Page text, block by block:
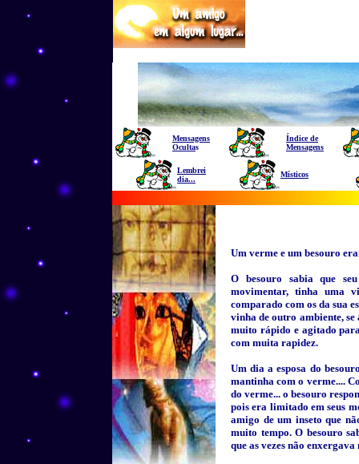
Mensagens
Ocultas
Índice de
Mensagens
Lembrei
dia...
Místicos
Um verme e um besouro
O besouro sabia que
movimentar, tinha uma
comparado com os da sua
vinha de outro ambiente,
muito rápido e agitado
com muita rapidez.
Um dia a esposa do
mantinha com o verme....
do verme... o besouro
pois era limitado em seus
amigo de um inseto que
muito tempo. O besouro
que as vezes não